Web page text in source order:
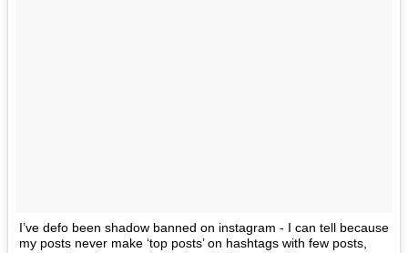
‪I’ve defo been shadow banned on instagram - I can tell because
my posts never make ‘top posts’ on hashtags with few posts,